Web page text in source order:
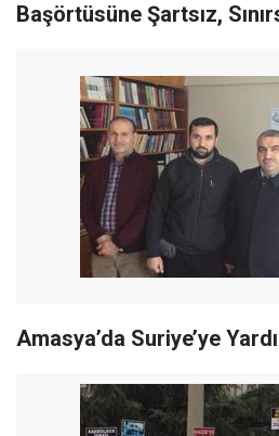
Başörtüsüne Şartsız,
Amasya’da Suriye’ye